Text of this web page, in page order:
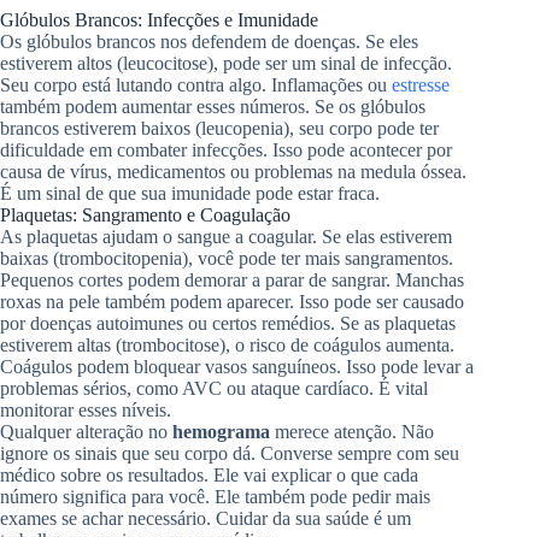
Glóbulos Brancos: Infecções e Imunidade
Os glóbulos brancos nos defendem de doenças. Se eles
estiverem altos (leucocitose), pode ser um sinal de infecção.
Seu corpo está lutando contra algo. Inflamações ou estresse
também podem aumentar esses números. Se os glóbulos
brancos estiverem baixos (leucopenia), seu corpo pode ter
dificuldade em combater infecções. Isso pode acontecer por
causa de vírus, medicamentos ou problemas na medula óssea.
É um sinal de que sua imunidade pode estar fraca.
Plaquetas: Sangramento e Coagulação
As plaquetas ajudam o sangue a coagular. Se elas estiverem
baixas (trombocitopenia), você pode ter mais sangramentos.
Pequenos cortes podem demorar a parar de sangrar. Manchas
roxas na pele também podem aparecer. Isso pode ser causado
por doenças autoimunes ou certos remédios. Se as plaquetas
estiverem altas (trombocitose), o risco de coágulos aumenta.
Coágulos podem bloquear vasos sanguíneos. Isso pode levar a
problemas sérios, como AVC ou ataque cardíaco. É vital
monitorar esses níveis.
Qualquer alteração no hemograma merece atenção. Não
ignore os sinais que seu corpo dá. Converse sempre com seu
médico sobre os resultados. Ele vai explicar o que cada
número significa para você. Ele também pode pedir mais
exames se achar necessário. Cuidar da sua saúde é um